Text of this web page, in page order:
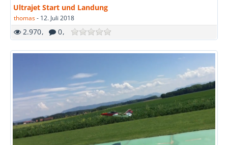
Ultrajet Start und Landung
thomas- 12. Juli 2018
2.970 0